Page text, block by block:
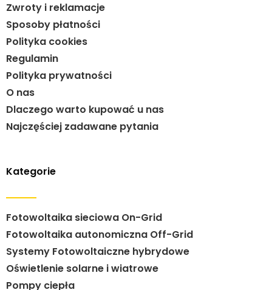
Zwroty i reklamacje
Sposoby płatności
Polityka cookies
Regulamin
Polityka prywatności
O nas
Dlaczego warto kupować u nas
Najczęściej zadawane pytania
Kategorie
Fotowoltaika sieciowa On-Grid
Fotowoltaika autonomiczna Off-Grid
Systemy Fotowoltaiczne hybrydowe
Oświetlenie solarne i wiatrowe
Pompy ciepła